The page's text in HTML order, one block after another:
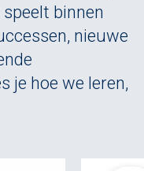
binnen
nieuwe
je hoe we leren,